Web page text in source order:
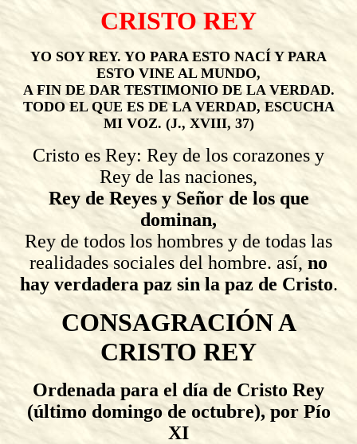
CRISTO REY
YO SOY REY. YO PARA ESTO NACÍ Y PARA
ESTO VINE AL MUNDO,
A FIN DE DAR TESTIMONIO DE LA VERDAD.
TODO EL QUE ES DE LA VERDAD, ESCUCHA
MI VOZ. (J., XVIII, 37)
Cristo es Rey: Rey de los corazones y
Rey de las naciones,
Rey de Reyes y Señor de los que
dominan,
Rey de todos los hombres y de todas las
realidades sociales del hombre. así, no
hay verdadera paz sin la paz de Cristo.
CONSAGRACIÓN A
CRISTO REY
Ordenada para el día de Cristo Rey
(último domingo de octubre), por Pío
XI